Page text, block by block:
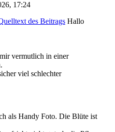
17:24
des Beitrags Hallo
vermutlich in einer
viel schlechter
als Handy Foto. Die Blüte ist